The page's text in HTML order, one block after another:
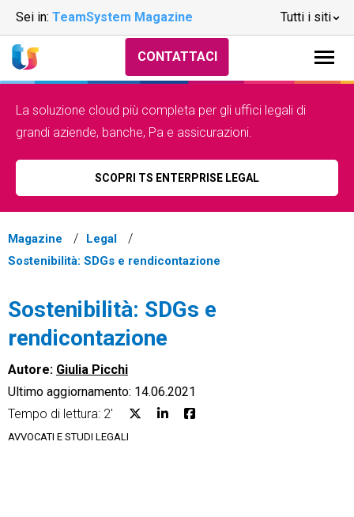
Sei in: TeamSystem Magazine Tutti i siti
CONTATTACI
La soluzione cloud più completa per gli uffici legali di
grandi aziende, banche, Pa e assicurazioni.
SCOPRI TS ENTERPRISE LEGAL
Magazine
Legal
Sostenibilità: SDGs e rendicontazione
Sostenibilità: SDGs e
rendicontazione
Autore: Giulia Picchi
Ultimo aggiornamento: 14.06.2021
Tempo di lettura: 2'
AVVOCATI E STUDI LEGALI